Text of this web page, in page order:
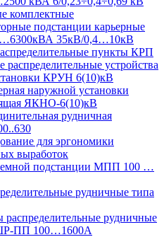
комплектные
подстанции карьерные
35кВ/0,4…10кВ
пункты КРП
распределительные устройства
КРУН 6(10)кВ
наружной установки
ЯКНО-6(10)кВ
рудничная
для эргономики
выработок
подстанции МПП 100 …
рудничные типа
рудничные
ПП 100…1600А